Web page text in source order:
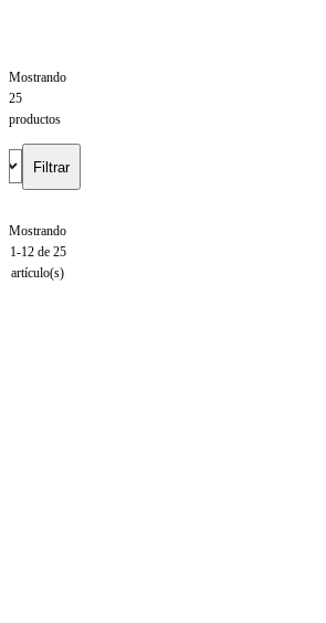
Mostrando
25
productos
Filtrar
Mostrando
1-12 de 25
artículo(s)